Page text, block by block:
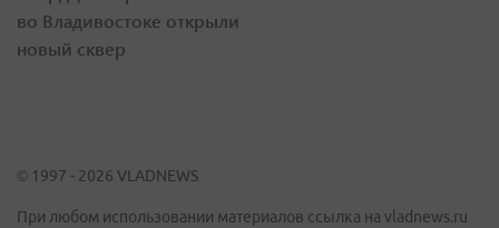
во Владивостоке открыли
новый сквер
© 1997 - 2026 VLADNEWS
При любом использовании материалов ссылка на vladnews.ru